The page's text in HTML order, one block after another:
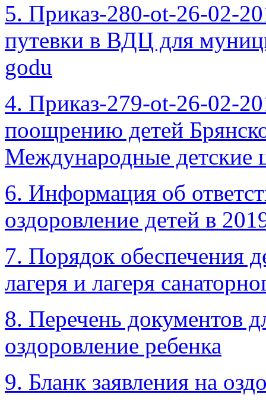
5. Приказ-280-ot-26-02-
путевки в ВДЦ для
godu
4. Приказ-279-ot-26-02-
поощрению детей
Международные детские
6. Информация об
оздоровление детей в
7. Порядок обеспечения
лагеря и лагеря
8. Перечень документов
оздоровление ребенка
9. Бланк заявления на